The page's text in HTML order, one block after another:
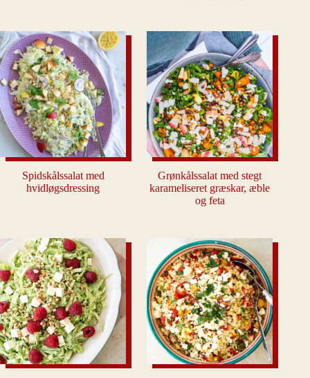
Spidskålssalat med
hvidløgsdressing
Grønkålssalat med stegt
karameliseret græskar, æble
og feta